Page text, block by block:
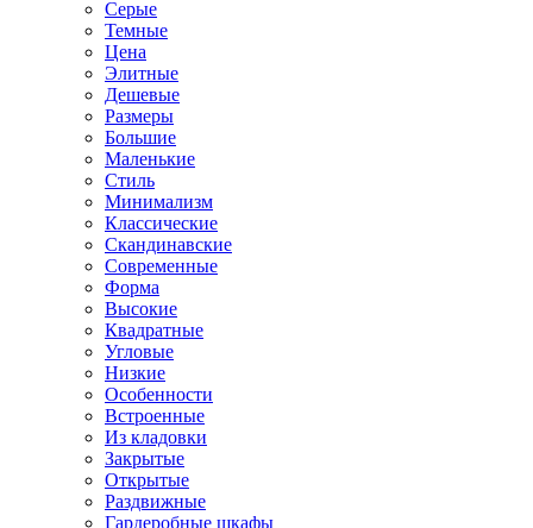
Серые
Темные
Цена
Элитные
Дешевые
Размеры
Большие
Маленькие
Стиль
Минимализм
Классические
Скандинавские
Современные
Форма
Высокие
Квадратные
Угловые
Низкие
Особенности
Встроенные
Из кладовки
Закрытые
Открытые
Раздвижные
Гардеробные шкафы